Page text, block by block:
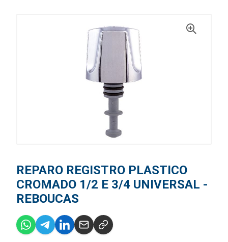
REPARO REGISTRO PLASTICO
CROMADO 1/2 E 3/4 UNIVERSAL -
REBOUCAS